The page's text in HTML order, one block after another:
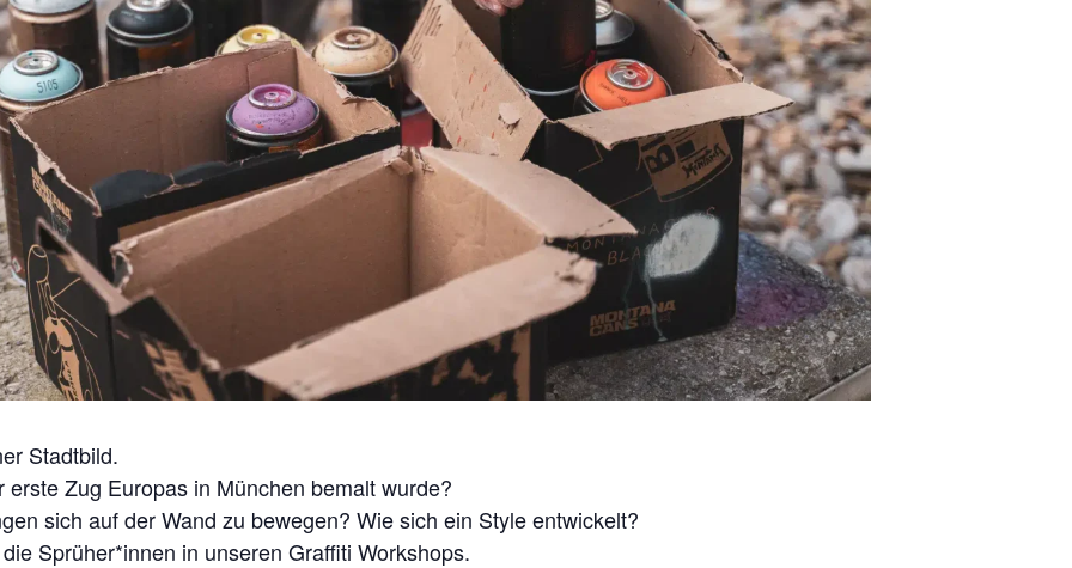
Stadtbild.
Zug Europas in München bemalt wurde?
sich auf der Wand zu bewegen? Wie sich ein Style entwickelt?
Sprüher*innen in unseren Graffiti Workshops.